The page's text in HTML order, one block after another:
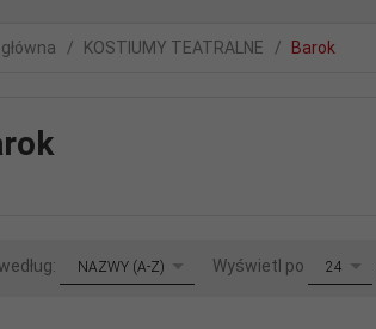
KOSTIUMY TEATRALNE Barok
sortNAZWY (A-Z) Wyświetl po pop24